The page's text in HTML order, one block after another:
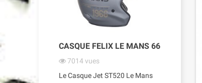
CASQUE FELIX LE MANS 66
7014vues
Le Casque Jet ST520 Le Mans